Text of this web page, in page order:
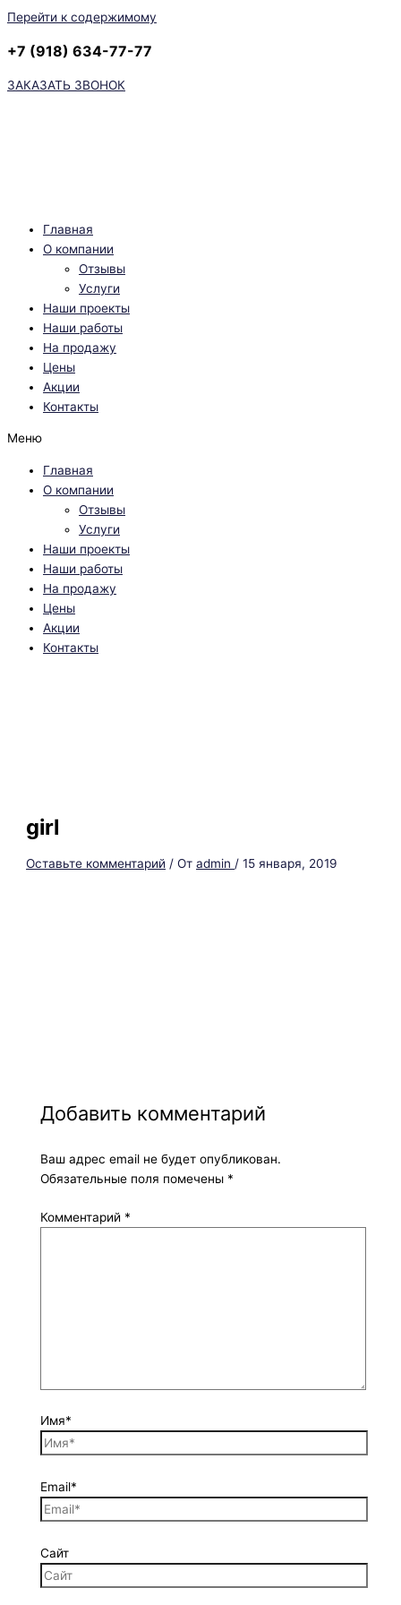
Перейти к содержимому
+7 (918) 634-77-77
ЗАКАЗАТЬ ЗВОНОК
Главная
О компании
Отзывы
Услуги
Наши проекты
Наши работы
На продажу
Цены
Акции
Контакты
Меню
Главная
О компании
Отзывы
Услуги
Наши проекты
Наши работы
На продажу
Цены
Акции
Контакты
girl
Оставьте комментарий / Отadmin /15 января, 2019
Добавить комментарий
Ваш адрес email не будет опубликован.
Обязательные поля помечены *
Комментарий *
Имя*
Email*
Сайт